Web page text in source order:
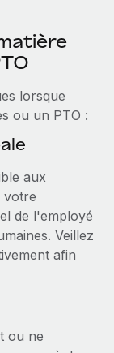
lorsque
ou un PTO :
aux
votre
de l'employé
Veillez
afin
ou ne